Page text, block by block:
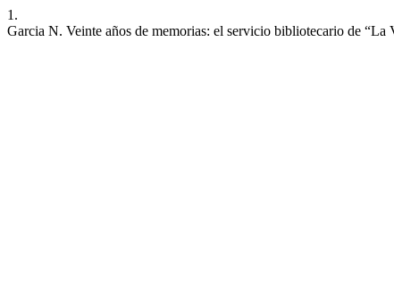
1.
Garcia N. Veinte años de memorias: el servicio bibliotecario de “La